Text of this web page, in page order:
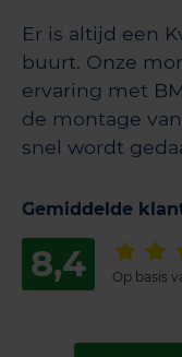
Er is altijd een
buurt. Onze
ervaring met
de montage
snel wordt
Gemiddelde
8,4 Op basis